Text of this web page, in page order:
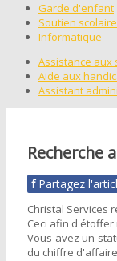
Garde d'enfant
Soutien scolaire
Informatique
Assistance aux
Aide aux
Assistant
Recherche
f Partagez
Christal Services
Ceci afin
Vous avez un
du chiffre